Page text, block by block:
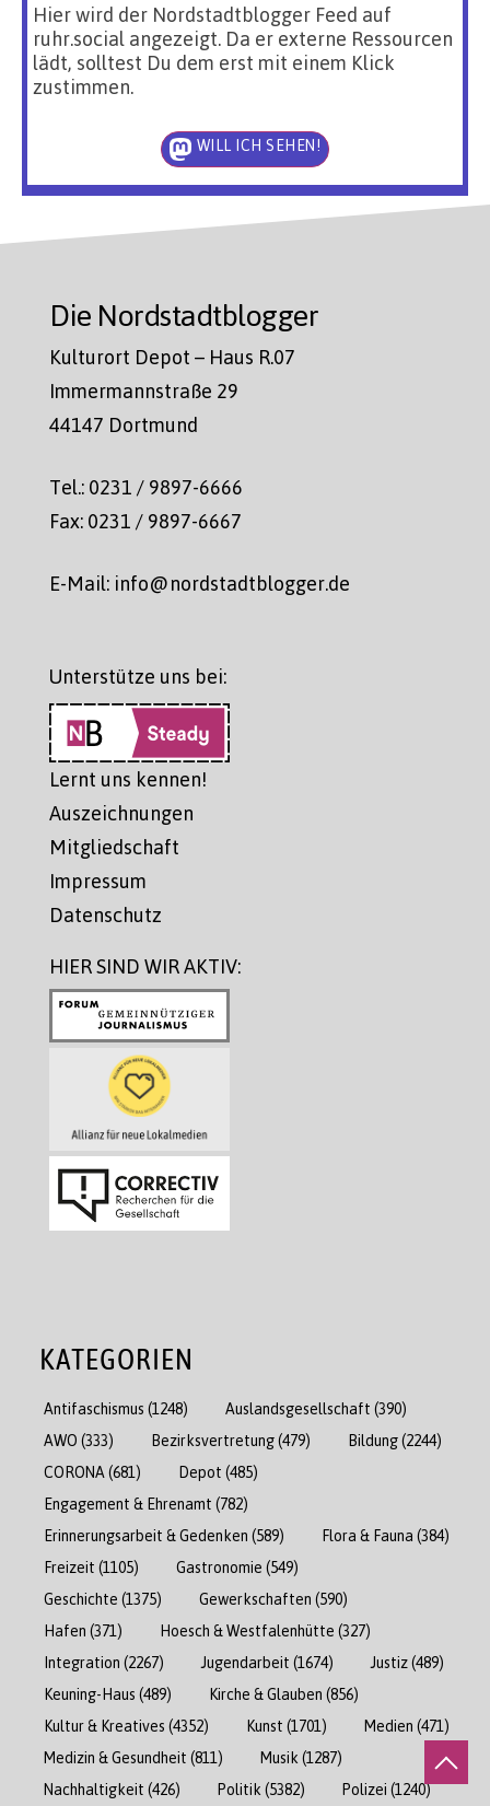
Hier wird der Nordstadtblogger Feed auf
ruhr.social angezeigt. Da er externe Ressourcen
lädt, solltest Du dem erst mit einem Klick
zustimmen.
WILL ICH SEHEN!
Die Nordstadtblogger
Kulturort Depot – Haus R.07
Immermannstraße 29
44147 Dortmund
Tel.: 0231 / 9897-6666
Fax: 0231 / 9897-6667
E-Mail: info@nordstadtblogger.de
Unterstütze uns bei:
Lernt uns kennen!
Auszeichnungen
Mitgliedschaft
Impressum
Datenschutz
HIER SIND WIR AKTIV:
KATEGORIEN
Antifaschismus (1248) Auslandsgesellschaft (390)
AWO (333) Bezirksvertretung(479) Bildung(2244)
CORONA (681) Depot (485)
Engagement & Ehrenamt (782)
Erinnerungsarbeit & Gedenken (589) Flora & Fauna (384)
Freizeit (1105) Gastronomie (549)
Geschichte (1375) Gewerkschaften (590)
Hafen (371) Hoesch & Westfalenhütte (327)
Integration (2267) Jugendarbeit (1674) Justiz(489)
Keuning-Haus (489) Kirche & Glauben (856)
Kultur & Kreatives (4352) Kunst (1701) Medien (471)
Medizin & Gesundheit (811) Musik (1287)
Nachhaltigkeit (426) Politik (5382) Polizei (1240)